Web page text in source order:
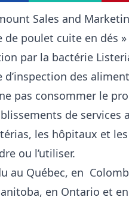
Sales and
poulet cuite en dés
par la bactérie
d’inspection des
pas consommer le
de services
les hôpitaux et
ou l’utiliser.
au Québec, en
en Ontario et